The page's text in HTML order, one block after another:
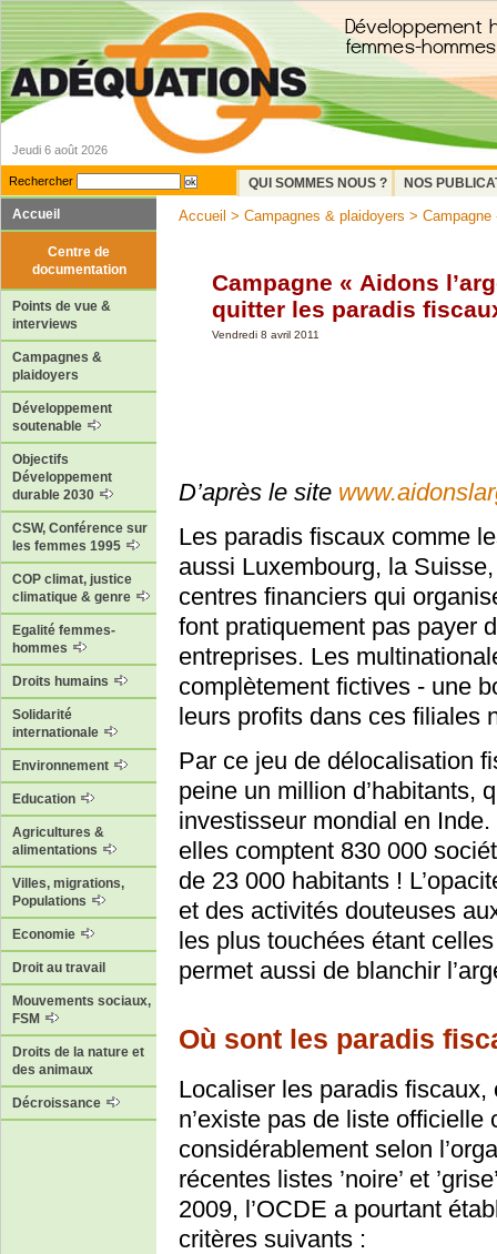
Jeudi 6 août 2026
Rechercher QUI SOMMES NOUS ?
NOS
Accueil
Centre de
documentation
Points de vue &
interviews
Campagnes &
plaidoyers
Développement
soutenable
Objectifs
Développement
durable 2030
CSW, Conférence sur
les femmes 1995
COP climat, justice
climatique & genre
Egalité femmes-
hommes
Droits humains
Solidarité
internationale
Environnement
Education
Agricultures &
alimentations
Villes, migrations,
Populations
Economie
Droit au travail
Mouvements sociaux,
FSM
Droits de la nature et
des animaux
Décroissance
Accueil > Campagnes & plaidoyers > Campagne
Campagne « Aidons
quitter les paradis
Vendredi 8 avril 2011
D’après le site
Les paradis fiscaux comme
aussi Luxembourg, la
centres financiers qui
font pratiquement pas payer
entreprises. Les
complètement fictives - une
leurs profits dans ces filiales
Par ce jeu de délocalisation
peine un million d’habitants,
investisseur mondial en
elles comptent 830 000
de 23 000 habitants !
et des activités douteuses
les plus touchées étant
permet aussi de blanchir
Où sont les paradis
Localiser les paradis
n’existe pas de liste
considérablement selon
récentes listes ’noire’ et
2009, l’OCDE a pourtant
critères suivants :